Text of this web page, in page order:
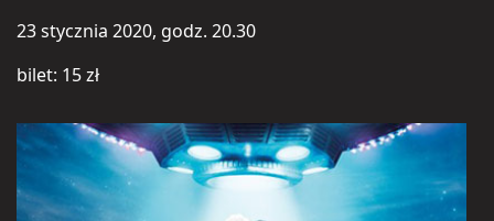
23 stycznia 2020, godz. 20.30
bilet: 15 zł